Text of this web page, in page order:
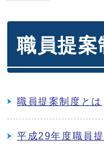
職員提案
職員提案制度とは
平成29年度職員